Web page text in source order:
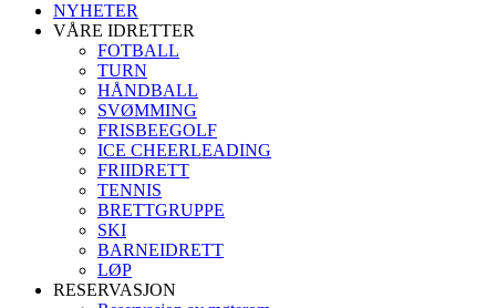
NYHETER
VÅRE IDRETTER
FOTBALL
TURN
HÅNDBALL
SVØMMING
FRISBEEGOLF
ICE CHEERLEADING
FRIIDRETT
TENNIS
BRETTGRUPPE
SKI
BARNEIDRETT
LØP
RESERVASJON